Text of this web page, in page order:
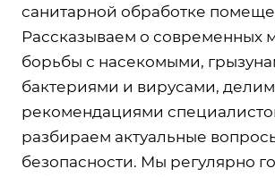
санитарной обработке
Рассказываем о современных
борьбы с насекомыми,
бактериями и вирусами,
рекомендациями
разбираем актуальные
безопасности. Мы регулярно